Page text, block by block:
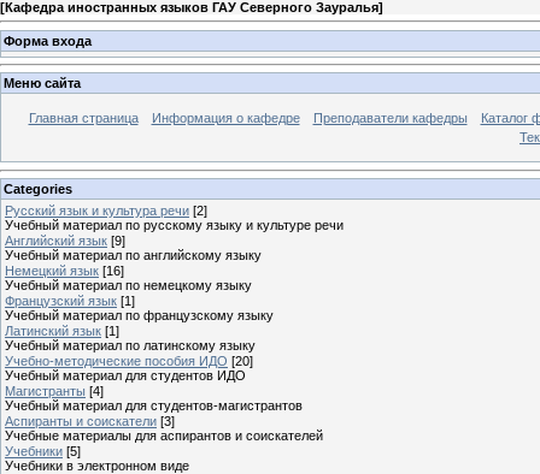
[Кафедра иностранных языков ГАУ Северного Зауралья]
Форма входа
Меню сайта
Главная страница Информация о кафедре Преподаватели кафедры
Каталог
Categories
Русский язык и культура речи [2]
Учебный материал по русскому языку и культуре речи
Английский язык [9]
Учебный материал по английскому языку
Немецкий язык [16]
Учебный материал по немецкому языку
Французский язык [1]
Учебный материал по французскому языку
Латинский язык [1]
Учебный материал по латинскому языку
Учебно-методические пособия ИДО [20]
Учебный материал для студентов ИДО
Магистранты [4]
Учебный материал для студентов-магистрантов
Аспиранты и соискатели [3]
Учебные материалы для аспирантов и соискателей
Учебники [5]
Учебники в электронном виде